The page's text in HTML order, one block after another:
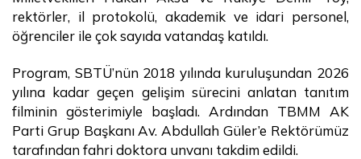
rektörler, il protokolü, akademik ve idari personel,
öğrenciler ile çok sayıda vatandaş katıldı.
Program, SBTÜ’nün 2018 yılında kuruluşundan 2026
yılına kadar geçen gelişim sürecini anlatan tanıtım
filminin gösterimiyle başladı. Ardından TBMM AK
Parti Grup Başkanı Av. Abdullah Güler’e Rektörümüz
tarafından fahri doktora unvanı takdim edildi.